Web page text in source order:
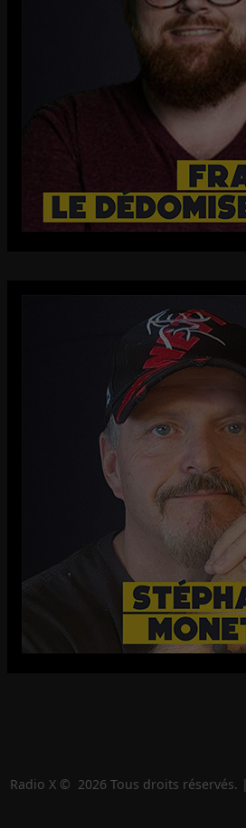
Radio X © 2026 Tous droits réservés. |